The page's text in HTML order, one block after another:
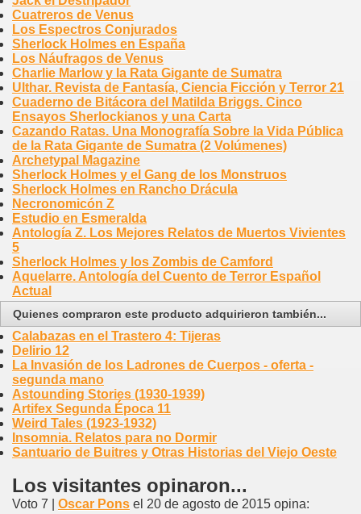
Cuatreros de Venus
Los Espectros Conjurados
Sherlock Holmes en España
Los Náufragos de Venus
Charlie Marlow y la Rata Gigante de Sumatra
Ulthar. Revista de Fantasía, Ciencia Ficción y Terror 21
Cuaderno de Bitácora del Matilda Briggs. Cinco
Ensayos Sherlockianos y una Carta
Cazando Ratas. Una Monografía Sobre la Vida Pública
de la Rata Gigante de Sumatra (2 Volúmenes)
Archetypal Magazine
Sherlock Holmes y el Gang de los Monstruos
Sherlock Holmes en Rancho Drácula
Necronomicón Z
Estudio en Esmeralda
Antología Z. Los Mejores Relatos de Muertos Vivientes
5
Sherlock Holmes y los Zombis de Camford
Aquelarre. Antología del Cuento de Terror Español
Actual
Quienes compraron este producto adquirieron también...
Calabazas en el Trastero 4: Tijeras
Delirio 12
La Invasión de los Ladrones de Cuerpos - oferta -
segunda mano
Astounding Stories (1930-1939)
Artifex Segunda Época 11
Weird Tales (1923-1932)
Insomnia. Relatos para no Dormir
Santuario de Buitres y Otras Historias del Viejo Oeste
Los visitantes opinaron...
Voto 7 | Oscar Pons el 20 de agosto de 2015 opina: